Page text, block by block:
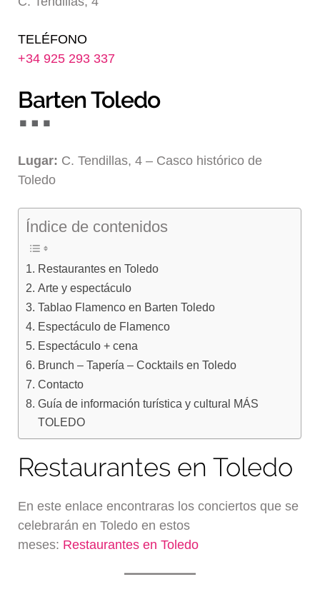
Blog
TELÉFONO
+34 925 293 337
Barten Toledo
Lugar: C. Tendillas, 4 – Casco histórico de
Toledo
Índice de contenidos
Restaurantes en Toledo
Arte y espectáculo
Tablao Flamenco en Barten Toledo
Espectáculo de Flamenco
Espectáculo + cena
Brunch – Tapería – Cocktails en Toledo
Contacto
Guía de información turística y cultural MÁS
TOLEDO
Restaurantes en Toledo
En este enlace encontraras los conciertos que se
celebrarán en Toledo en estos
meses: Restaurantes en Toledo